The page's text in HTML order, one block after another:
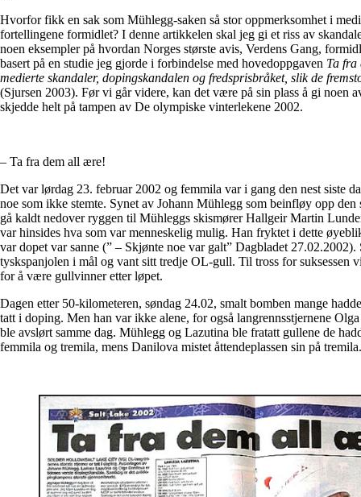
Hvorfor fikk en sak som Mühlegg-saken så stor oppmerksomhet i
fortellingene formidlet? I denne artikkelen skal jeg gi et riss av
noen eksempler på hvordan Norges største avis, Verdens Gang,
basert på en studie jeg gjorde i forbindelse med hovedoppgaven Ta fra
medierte skandaler, dopingskandalen og fredsprisbråket, slik de
(Sjursen 2003). Før vi går videre, kan det være på sin plass å gi noen
skjedde helt på tampen av De olympiske vinterlekene 2002.
– Ta fra dem all ære!
Det var lørdag 23. februar 2002 og femmila var i gang den nest siste
noe som ikke stemte. Synet av Johann Mühlegg som beinfløy opp
gå kaldt nedover ryggen til Mühleggs skismører Hallgeir Martin
var hinsides hva som var menneskelig mulig. Han fryktet i dette
var dopet var sanne (” – Skjønte noe var galt” Dagbladet 27.02.2002).
tyskspanjolen i mål og vant sitt tredje OL-gull. Til tross for suksessen
for å være gullvinner etter løpet.
Dagen etter 50-kilometeren, søndag 24.02, smalt bomben mange
tatt i doping. Men han var ikke alene, for også langrennsstjernene
ble avslørt samme dag. Mühlegg og Lazutina ble fratatt gullene de
femmila og tremila, mens Danilova mistet åttendeplassen sin på tremila.